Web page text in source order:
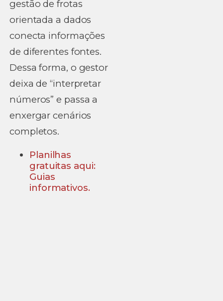
gestão de frotas
orientada a dados
conecta informações
de diferentes fontes.
Dessa forma, o gestor
deixa de “interpretar
números” e passa a
enxergar cenários
completos.
Planilhas
gratuitas aqui:
Guias
informativos.